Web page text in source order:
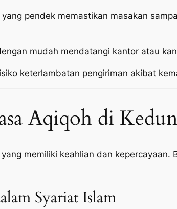
pendek memastikan masakan
mudah mendatangi kantor atau
keterlambatan pengiriman akibat
Aqiqoh di
memiliki keahlian dan
Syariat Islam